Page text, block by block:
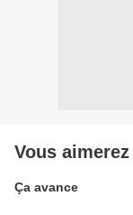
Vous
Ça avance